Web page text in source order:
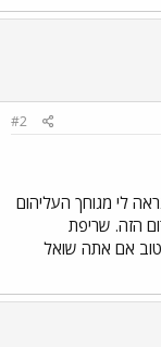
#2
לי מגוחך העליהום
הזה. שריפת
טוב אם אתה שואל